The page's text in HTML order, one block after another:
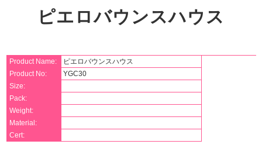
ピエロバウンスハウス
Product Name:
ピエロバウンスハウス
Product No:
YGC30
Size:
Pack:
Weight:
Material:
Cert: